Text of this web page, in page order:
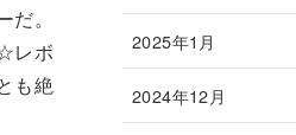
。
レボ
も絶
2025年1月
2024年12月